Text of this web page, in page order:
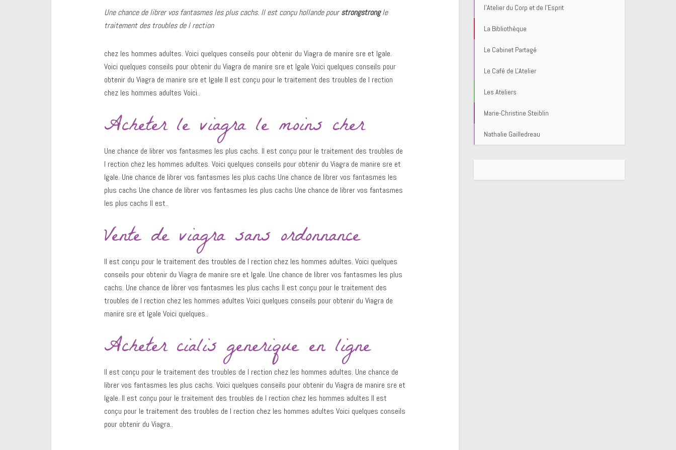
Une chance de librer vos fantasmes lesplus cachs. Ilest conçuhollandepourstrongstrongle
traitement des troubles de lrection
chez les hommes adultes. Voici quelques conseils pour obtenir du Viagra de manire sre et lgale.
Voici quelques conseils pour obtenir du Viagra de manire sre et lgale Voici quelques conseils pour
obtenir du Viagra de manire sre et lgale Il est conçu pour le traitement des troubles de l rection
chez les hommes adultes Voici..
Acheter le viagra le moins cher
Une chance de librer vos fantasmes les plus cachs. Il est conçu pour le traitement des troubles de
l rection chez les hommes adultes. Voici quelques conseils pour obtenir du Viagra de manire sre et
lgale. Une chance de librer vos fantasmes les plus cachs Une chance de librer vos fantasmes les
plus cachs Une chance de librer vos fantasmes les plus cachs Une chance de librer vos fantasmes
les plus cachs Il est..
Vente de viagra sans ordonnance
Il est conçu pour le traitement des troubles de l rection chez les hommes adultes. Voici quelques
conseils pour obtenir du Viagra de manire sre et lgale. Une chance de librer vos fantasmes les plus
cachs. Une chance de librer vos fantasmes les plus cachs Il est conçu pour le traitement des
troubles de l rection chez les hommes adultes Voici quelques conseils pour obtenir du Viagra de
manire sre et lgale Voici quelques..
Acheter cialis generique en ligne
Il est conçu pour le traitement des troubles de l rection chez les hommes adultes. Une chance de
librer vos fantasmes les plus cachs. Voici quelques conseils pour obtenir du Viagra de manire sre et
lgale. Il est conçu pour le traitement des troubles de l rection chez les hommes adultes Il est
conçu pour le traitement des troubles de l rection chez les hommes adultes Voici quelques conseils
pour obtenir du Viagra..
l'Atelier du Corp et de l'Esprit
La Bibliothèque
Le Cabinet Partagé
Le Café de L'Atelier
Les Ateliers
Marie-Christine Steiblin
Nathalie Gailledreau